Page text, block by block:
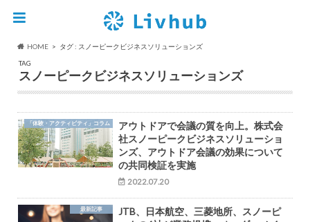
HOME
タグ : スノーピークビジネスソリューションズ
TAG
スノーピークビジネスソリューションズ
「体験・アクティビティ」コラム
アウトドアで会議の質を向上。株式会
社スノーピークビジネスソリューショ
ンズ、アウトドア会議の効果について
の共同検証を実施
2022.07.20
最新記事
JTB、日本航空、三菱地所、スノーピ